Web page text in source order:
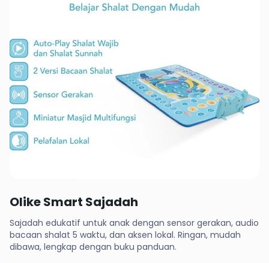
Olike Smart Sajadah
Sajadah edukatif untuk anak dengan sensor gerakan, audio
bacaan shalat 5 waktu, dan aksen lokal. Ringan, mudah
dibawa, lengkap dengan buku panduan.